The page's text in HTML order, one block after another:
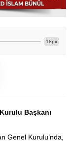
18px
Başkanı
Genel Kurulu’nda,